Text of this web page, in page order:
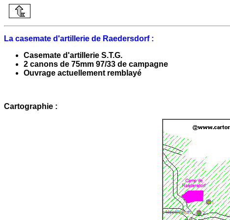
La casemate d'artillerie de Raedersdorf :
Casemate d'artillerie S.T.G.
2 canons de 75mm 97/33 de campagne
Ouvrage actuellement remblayé
Cartographie :